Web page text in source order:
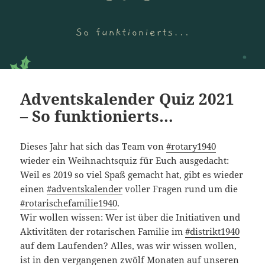
Adventskalender Quiz 2021
– So funktionierts…
Dieses Jahr hat sich das Team von#rotary1940
wieder ein Weihnachtsquiz für Euch ausgedacht:
Weil es 2019 so viel Spaß gemacht hat, gibt es wieder
einen#adventskalender voller Fragen rund um die
#rotarischefamilie1940.
Wir wollen wissen: Wer ist über die Initiativen und
Aktivitäten der rotarischen Familie im#distrikt1940
auf dem Laufenden? Alles, was wir wissen wollen,
ist in den vergangenen zwölf Monaten auf unseren